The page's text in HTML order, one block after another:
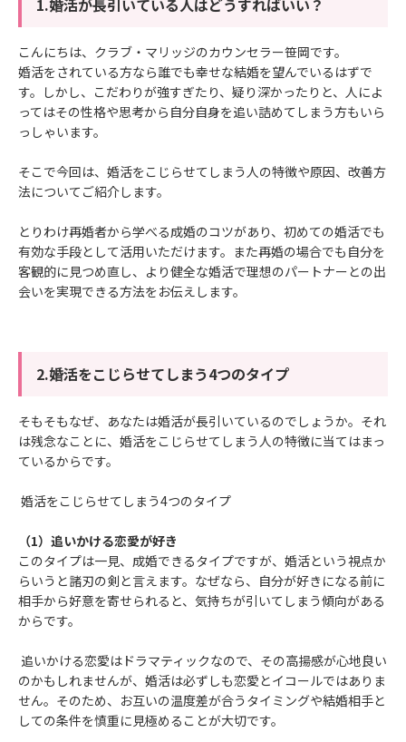
こんにちは、クラブ・マリッジのカウンセラー笹岡です。
婚活をされている方なら誰でも幸せな結婚を望んでいるはずで
す。しかし、こだわりが強すぎたり、疑り深かったりと、人によ
ってはその性格や思考から自分自身を追い詰めてしまう方もいら
っしゃいます。
そこで今回は、婚活をこじらせてしまう人の特徴や原因、改善方
法についてご紹介します。
とりわけ再婚者から学べる成婚のコツがあり、初めての婚活でも
有効な手段として活用いただけます。また再婚の場合でも自分を
客観的に見つめ直し、より健全な婚活で理想のパートナーとの出
会いを実現できる方法をお伝えします。
2.婚活をこじらせてしまう4つのタイプ
そもそもなぜ、あなたは婚活が長引いているのでしょうか。それ
は残念なことに、婚活をこじらせてしまう人の特徴に当てはまっ
ているからです。
婚活をこじらせてしまう4つのタイプ
（1）追いかける恋愛が好き
このタイプは一見、成婚できるタイプですが、婚活という視点か
らいうと諸刃の剣と言えます。なぜなら、自分が好きになる前に
相手から好意を寄せられると、気持ちが引いてしまう傾向がある
からです。
追いかける恋愛はドラマティックなので、その高揚感が心地良い
のかもしれませんが、婚活は必ずしも恋愛とイコールではありま
せん。そのため、お互いの温度差が合うタイミングや結婚相手と
しての条件を慎重に見極めることが大切です。